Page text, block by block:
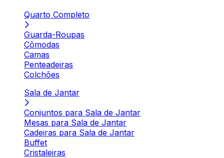
Quarto Completo
Guarda-Roupas
Cômodas
Camas
Penteadeiras
Colchões
Sala de Jantar
Conjuntos para Sala de Jantar
Mesas para Sala de Jantar
Cadeiras para Sala de Jantar
Buffet
Cristaleiras